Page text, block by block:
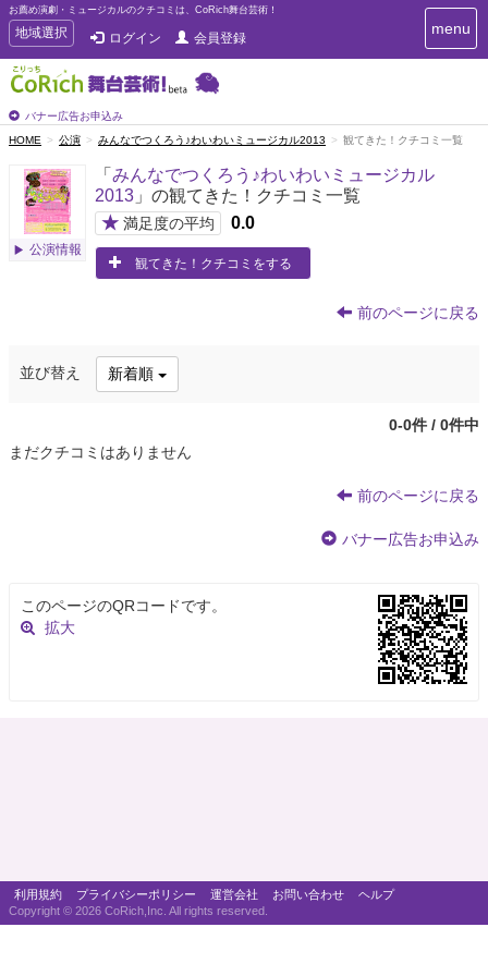
お薦め演劇・ミュージカルのクチコミは、CoRich舞台芸術！
T
o
g
g
e
n
t
地域選択 ログイン 会員登録
バナー広告お申込み
T
o
e
a
i
menu
HOME 公演 みんなでつくろう♪わいわいミュージカル2013 観てきた！クチコミ一覧
公演情報
「 みんなでつくろう♪わいわいミュージカル
2013 」の観てきた！クチコミ一覧
★ 満足度の平均 0.0
観てきた！クチコミをする
前のページに戻る
並び替え 新着順
0-0件 / 0件中
まだクチコミはありません
前のページに戻る
バナー広告お申込み
このページのQRコードです。
拡大
利用規約 プライバシーポリシー 運営会社 お問い合わせ
ヘルプ
Copyright © 2026 CoRich,Inc. All rights reserved.